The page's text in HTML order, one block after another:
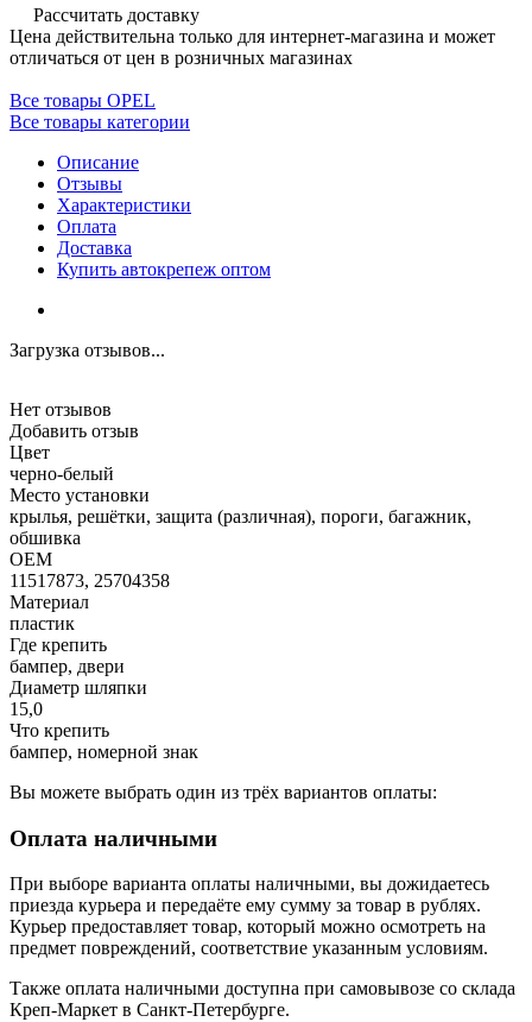
Рассчитать доставку
Цена действительна только для интернет-магазина и может
отличаться от цен в розничных магазинах
Все товары OPEL
Все товары категории
Описание
Отзывы
Характеристики
Оплата
Доставка
Купить автокрепеж оптом
Загрузка отзывов...
Нет отзывов
Добавить отзыв
Цвет
черно-белый
Место установки
крылья, решётки, защита (различная), пороги, багажник,
обшивка
OEM
11517873, 25704358
Материал
пластик
Где крепить
бампер, двери
Диаметр шляпки
15,0
Что крепить
бампер, номерной знак
Вы можете выбрать один из трёх вариантов оплаты:
Оплата наличными
При выборе варианта оплаты наличными, вы дожидаетесь
приезда курьера и передаёте ему сумму за товар в рублях.
Курьер предоставляет товар, который можно осмотреть на
предмет повреждений, соответствие указанным условиям.
Также оплата наличными доступна при самовывозе со склада
Креп-Маркет в Санкт-Петербурге.